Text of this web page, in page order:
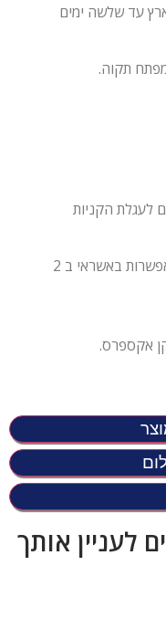
עד שלשה ימים
מפתח תקוה.
לעגלת הקניות
לתשלום במזומן / בהעברה בנקאית / אפשרות באשראי ב 2
אקספרס.
לעניין אותך